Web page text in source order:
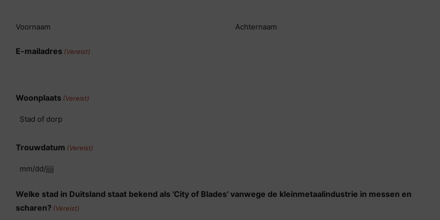
Voornaam Achternaam
E-mailadres (Vereist)
Woonplaats (Vereist)
Trouwdatum (Vereist)
Welke stad in Duitsland staat bekend als 'City of Blades' vanwege de kleinmetaalindustrie in messen en
scharen? (Vereist)